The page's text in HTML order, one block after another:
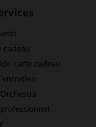
cadeau
carte cadeau